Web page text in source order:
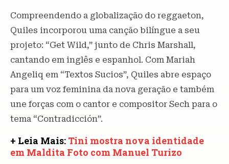
Compreendendo a globalização do reggaeton,
Quiles incorporou uma canção bilíngue a seu
projeto: “Get Wild,” junto de Chris Marshall,
cantando em inglês e espanhol. Com Mariah
Angeliq em “Textos Sucios”, Quiles abre espaço
para um voz feminina da nova geração e também
une forças com o cantor e compositor Sech para o
tema “Contradicción”.
+ Leia Mais: Tini mostra nova identidade
em Maldita Foto com Manuel Turizo